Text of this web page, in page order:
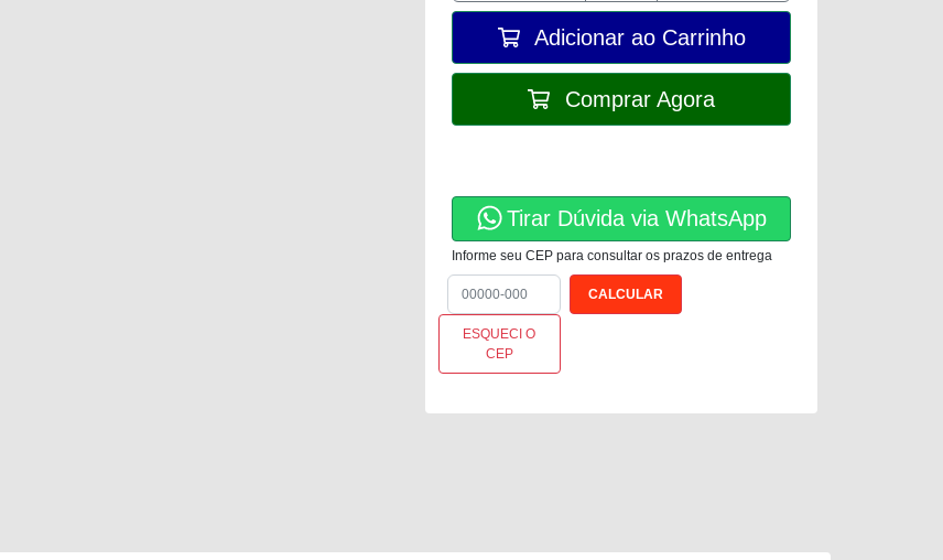
Adicionar ao Carrinho
Comprar Agora
Tirar Dúvida via WhatsApp
Informe seu CEP para consultar os prazos de entrega
ESQUECI O
CEP